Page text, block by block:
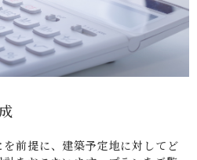
前提に、建築予定地に対してど